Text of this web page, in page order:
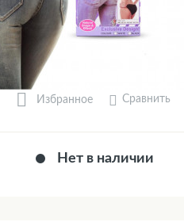
Избранное Сравнить
Нет в наличии